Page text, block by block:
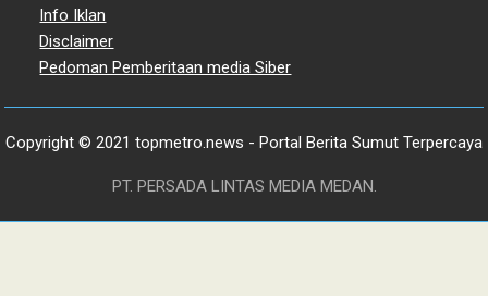
Info Iklan
Disclaimer
Pedoman Pemberitaan media Siber
Copyright © 2021 topmetro.news - Portal Berita Sumut Terpercaya
PT. PERSADA LINTAS MEDIA MEDAN.